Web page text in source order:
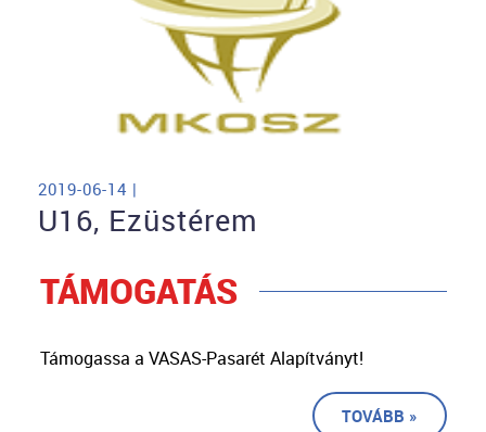
2019-06-14 |
U16, Ezüstérem
TÁMOGATÁS
Támogassa a VASAS-Pasarét Alapítványt!
TOVÁBB »